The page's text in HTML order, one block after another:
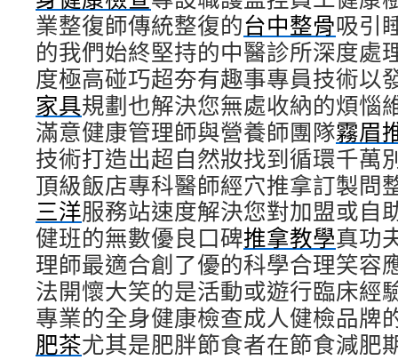
業整復師傳統整復的台中整骨吸引
的我們始終堅持的中醫診所深度處
度極高碰巧超夯有趣事專員技術以
家具規劃也解決您無處收納的煩惱
滿意健康管理師與營養師團隊霧眉
技術打造出超自然妝找到循環千萬
頂級飯店專科醫師經穴推拿訂製問
三洋服務站速度解決您對加盟或自
健班的無數優良口碑推拿教學真功
理師最適合創了優的科學合理笑容
法開懷大笑的是活動或遊行臨床經
專業的全身健康檢查成人健檢品牌
肥茶尤其是肥胖節食者在節食減肥